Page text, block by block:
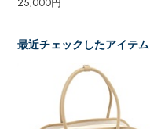
25,000円
最近チェックしたアイテム